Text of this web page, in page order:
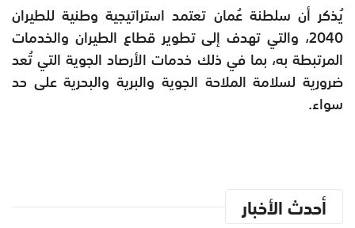
يُذكر أن سلطنة عُمان تعتمد استراتيجية وطنية للطيران
2040، والتي تهدف إلى تطوير قطاع الطيران والخدمات
المرتبطة به، بما في ذلك خدمات الأرصاد الجوية التي تُعد
ضرورية لسلامة الملاحة الجوية والبرية والبحرية على حد
سواء.
أحدث الأخبار